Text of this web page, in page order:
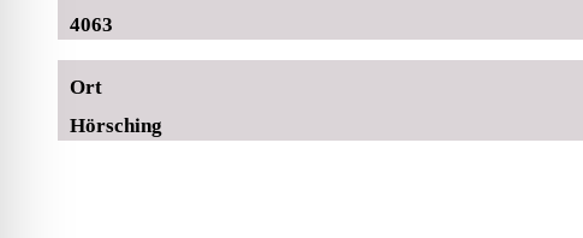
4063
Ort
Hörsching